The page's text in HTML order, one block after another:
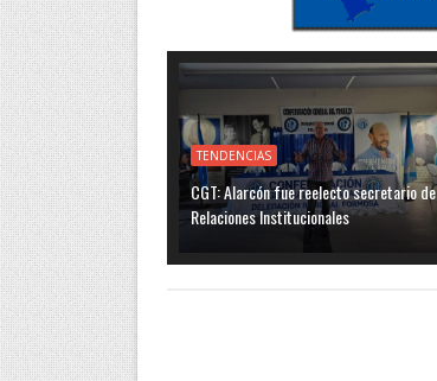
TENDENCIAS
CGT: Alarcón fue reelecto secretario de
Relaciones Institucionales